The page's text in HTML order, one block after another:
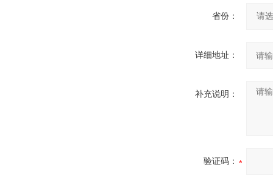
省份：
详细地址：
补充说明：
验证码：